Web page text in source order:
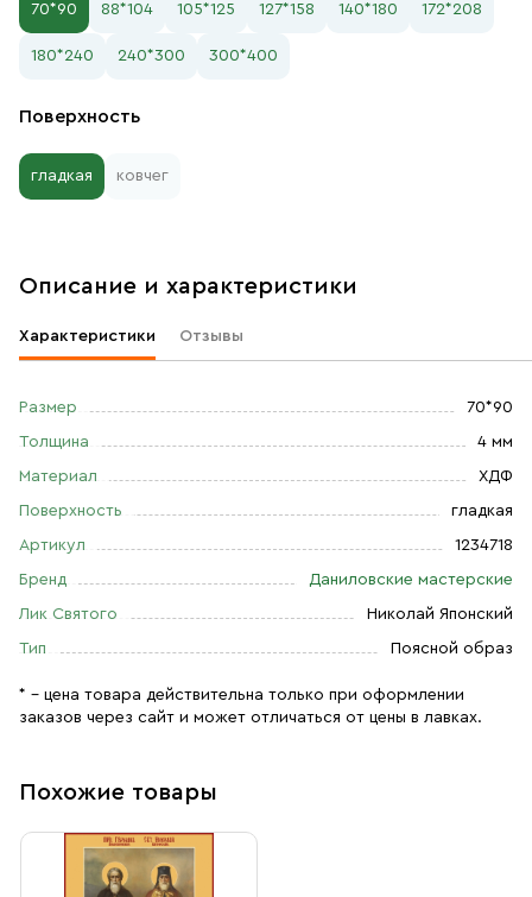
70*90 88*104 105*125 127*158 140*180 172*208
180*240 240*300 300*400
Поверхность
гладкая ковчег
Описание и характеристики
Характеристики Отзывы
Размер 70*90
Толщина 4 мм
Материал ХДФ
Поверхность гладкая
Артикул 1234718
Бренд Даниловские мастерские
Лик Святого Николай Японский
Тип Поясной образ
* – цена товара действительна только при оформлении
заказов через сайт и может отличаться от цены в лавках.
Похожие товары